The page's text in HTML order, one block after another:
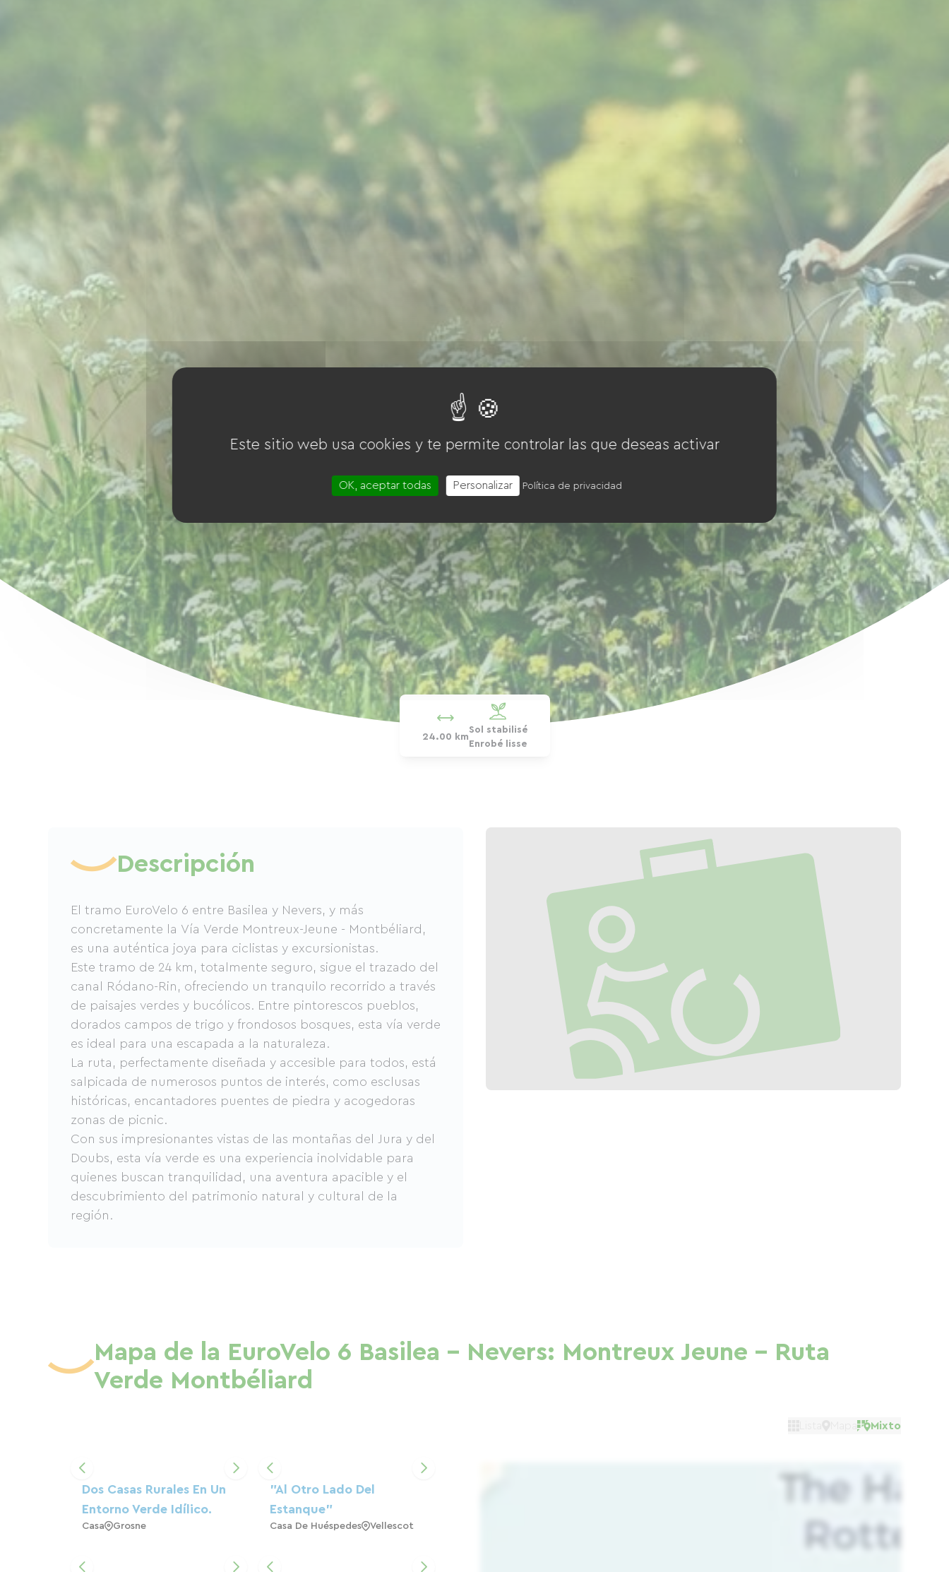
24.00 km
Sol stabilisé
Enrobé lisse
Descripción
El tramo EuroVelo 6 entre Basilea y Nevers, y más
concretamente la Vía Verde Montreux-Jeune - Montbéliard,
es una auténtica joya para ciclistas y excursionistas.
Este tramo de 24 km, totalmente seguro, sigue el trazado del
canal Ródano-Rin, ofreciendo un tranquilo recorrido a través
de paisajes verdes y bucólicos. Entre pintorescos pueblos,
dorados campos de trigo y frondosos bosques, esta vía verde
es ideal para una escapada a la naturaleza.
La ruta, perfectamente diseñada y accesible para todos, está
salpicada de numerosos puntos de interés, como esclusas
históricas, encantadores puentes de piedra y acogedoras
zonas de picnic.
Con sus impresionantes vistas de las montañas del Jura y del
Doubs, esta vía verde es una experiencia inolvidable para
quienes buscan tranquilidad, una aventura apacible y el
descubrimiento del patrimonio natural y cultural de la
región.
Mapa de la EuroVelo 6 Basilea - Nevers: Montreux Jeune - Ruta
Verde Montbéliard
Mixto
Dos Casas Rurales En Un
Entorno Verde Idílico.
Casa Grosne
"Al Otro Lado Del
Estanque"
Casa De Huéspedes Vellescot
Este sitio web usa cookies y te permite controlar las que deseas activar
OK, aceptar todas Personalizar Política de privacidad